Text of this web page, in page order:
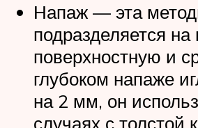
Напаж — эта
подразделяется на
поверхностную и
глубоком напаже
на 2 мм, он
случаях с толстой